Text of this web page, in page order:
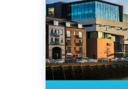
Корк, Трали, Ирландия
Государственный